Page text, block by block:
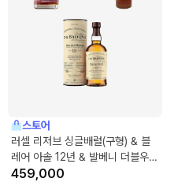
스토어
러셀 리저브 싱글배럴(구형) & 블
레어 아솔 12년 & 발베니 더블우드
12년
459,000